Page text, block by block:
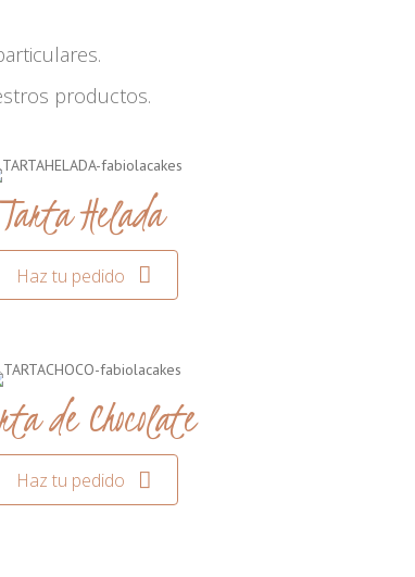
productos.
Tarta Helada
Haz tu pedido
de Chocolate
Haz tu pedido